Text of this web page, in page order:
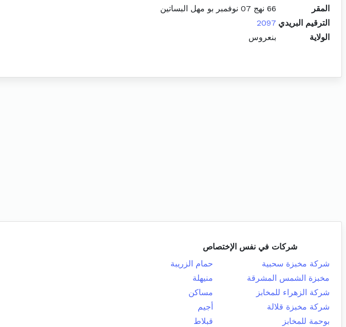
المقر
66 نهج 07 نوفمبر بو مهل البساتين
الترقيم البريدي 2097
الولاية
بنعروس
شركات في نفس الإختصاص
شركة مخبزة سحبية
حمام الزريبة
مخبزة الشمس المشرقة
منيهلة
شركة الزهراء للمخابز
مساكن
شركة مخبزة قلالة
أجيم
بوحمة للمخابز
قبلاط